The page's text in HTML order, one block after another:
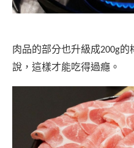
肉品的部分也升級成200g的
說，這樣才能吃得過癮。